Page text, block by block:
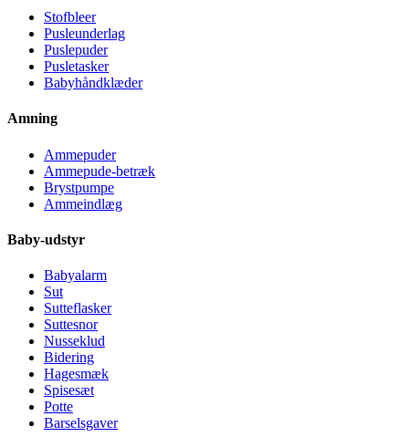
Stofbleer
Pusleunderlag
Puslepuder
Pusletasker
Babyhåndklæder
Amning
Ammepuder
Ammepude-betræk
Brystpumpe
Ammeindlæg
Baby-udstyr
Babyalarm
Sut
Sutteflasker
Suttesnor
Nusseklud
Bidering
Hagesmæk
Spisesæt
Potte
Barselsgaver